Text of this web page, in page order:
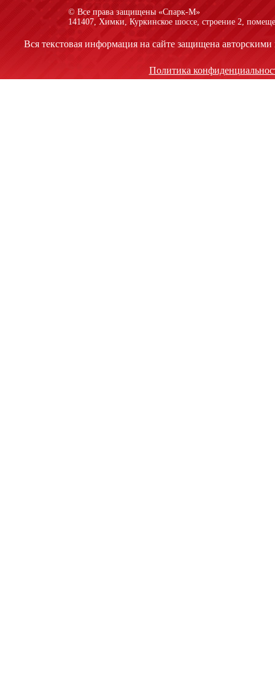
© Все права защищены «Спарк-M»
141407, Химки, Куркинское шоссе, строение 2,
Вся текстовая информация на сайте защищена
Политика